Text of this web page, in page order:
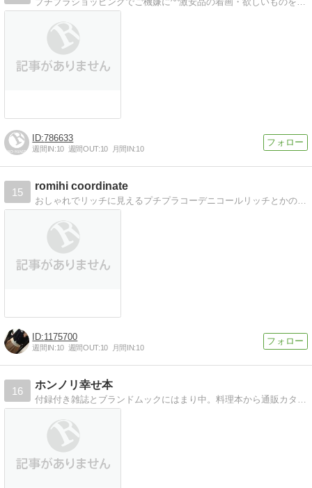
786633
週間IN:10 週間OUT:10 月間IN:10
15
romihi coordinate
おしゃれでリッチに見えるプチプラコーデニコールリッチとかの大人可愛い系が好き 毎日のコーデとかとか載せてます
1175700
週間IN:10 週間OUT:10 月間IN:10
16
ホンノリ幸せ本